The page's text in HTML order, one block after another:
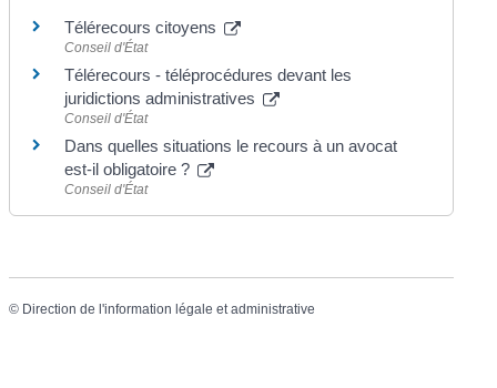
Télérecours citoyens
Conseil d'État
Télérecours - téléprocédures devant les
juridictions administratives
Conseil d'État
Dans quelles situations le recours à un avocat
est-il obligatoire ?
Conseil d'État
© Direction de l'information légale et administrative